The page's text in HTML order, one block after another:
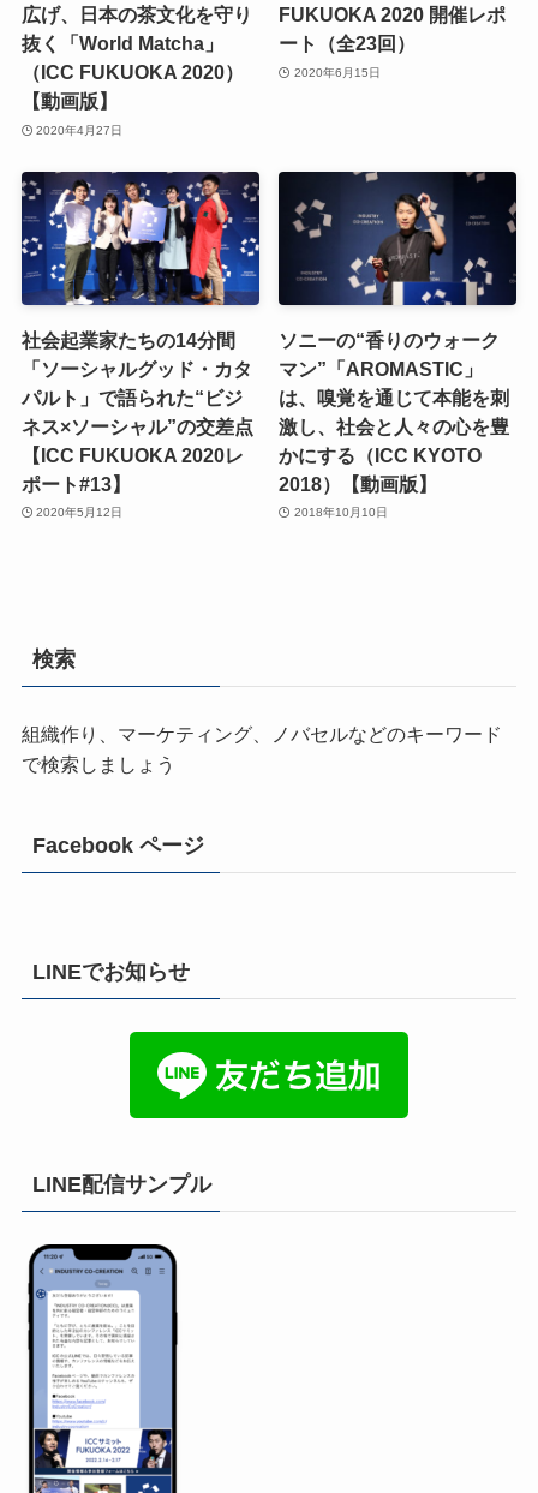
広げ、日本の茶文化を守り
抜く「World Matcha」
（ICC FUKUOKA 2020）
【動画版】
2020年4月27日
FUKUOKA 2020 開催レポ
ート（全23回）
2020年6月15日
社会起業家たちの14分間
「ソーシャルグッド・カタ
パルト」で語られた“ビジ
ネス×ソーシャル”の交差点
【ICC FUKUOKA 2020レ
ポート#13】
2020年5月12日
ソニーの“香りのウォーク
マン”「AROMASTIC」
は、嗅覚を通じて本能を刺
激し、社会と人々の心を豊
かにする（ICC KYOTO
2018）【動画版】
2018年10月10日
検索
組織作り、マーケティング、ノバセルなどのキーワード
で検索しましょう
Facebook ページ
LINEでお知らせ
LINE配信サンプル